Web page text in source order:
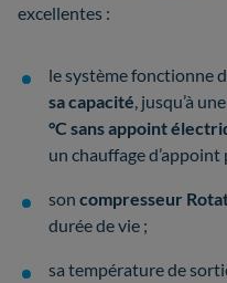
excellentes :
le système fonctionne
sa capacité , jusqu’à
°C sans appoint
un chauffage
son compresseur
durée de vie ;
sa température de